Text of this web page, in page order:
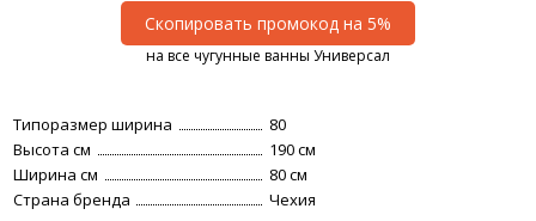
Скопировать промокод на 5%
на все чугунные ванны Универсал
Типоразмер ширина
80
Высота см
190 см
Ширина см
80 см
Страна бренда
Чехия